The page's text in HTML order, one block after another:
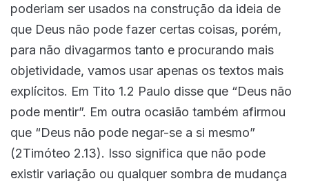
poderiam ser usados na construção da ideia de
que Deus não pode fazer certas coisas, porém,
para não divagarmos tanto e procurando mais
objetividade, vamos usar apenas os textos mais
explícitos. Em Tito 1.2 Paulo disse que “Deus não
pode mentir”. Em outra ocasião também afirmou
que “Deus não pode negar-se a si mesmo”
(2Timóteo 2.13). Isso significa que não pode
existir variação ou qualquer sombra de mudança